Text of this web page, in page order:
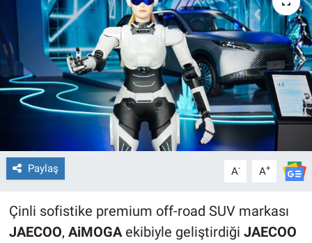
Paylaş A- A+
Çinli sofistike premium off-road SUV markası
JAECOO, AiMOGA ekibiyle geliştirdiği JAECOO